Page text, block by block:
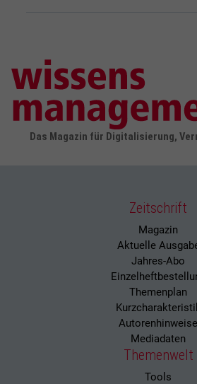
Das Magazin für Digitalisierung,
Zeitschrift
Magazin
Aktuelle
Jahres-Abo
Themenplan
Autorenhinweise
Mediadaten
Themenwelt
Tools